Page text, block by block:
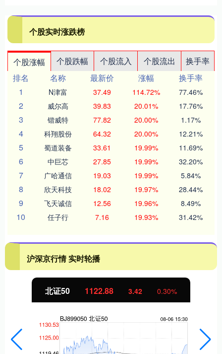
个股实时涨跌榜
个股涨幅 个股跌幅 个股流入 个股流出
换手率
排名
名称 最新价 涨幅
换手率
1
N津富 37.49 114.72% 77.46%
2 威尔高 39.83 20.01% 17.76%
3 锴威特 77.82 20.00% 1.17%
4 科翔股份 64.32 20.00% 12.21%
5 蜀道装备 33.61 19.99% 11.69%
6 中巨芯 27.85 19.99% 32.20%
7 广哈通信 19.03 19.99% 5.84%
8 欣天科技 18.02 19.97% 28.44%
9 飞天诚信 12.56 19.96% 8.49%
10 任子行 7.16 19.93% 31.42%
沪深京行情 实时轮播
北证50 1122.88 3.42 0.30%